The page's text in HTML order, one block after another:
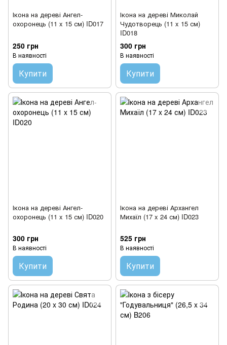
Ікона на дереві Ангел-
охоронець (11 x 15 см) ID017
250 грн
В наявності
Купити
Ікона на дереві Миколай
Чудотворець (11 x 15 см)
ID018
300 грн
В наявності
Купити
Ікона на дереві Ангел-
охоронець (11 x 15 см) ID020
300 грн
В наявності
Купити
Ікона на дереві Архангел
Михаїл (17 x 24 см) ID023
525 грн
В наявності
Купити